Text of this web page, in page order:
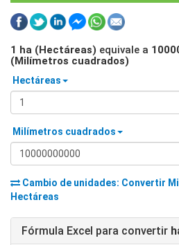
1 ha (Hectáreas) equivale a
(Milímetros cuadrados)
Hectáreas
Milímetros cuadrados
Cambio de unidades: Convertir
Hectáreas
Fórmula Excel para convertir